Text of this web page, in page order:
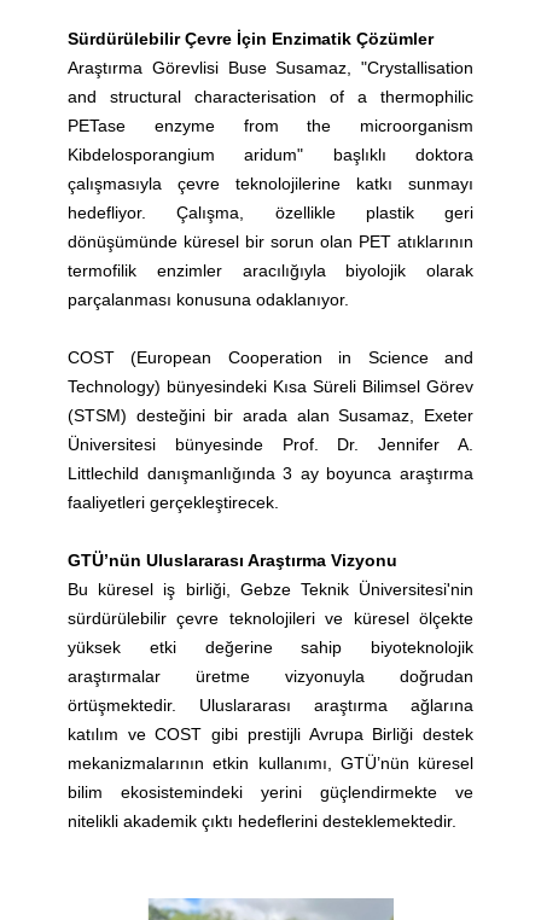
Sürdürülebilir Çevre İçin Enzimatik Çözümler
Araştırma Görevlisi Buse Susamaz, "Crystallisation
and structural characterisation of a thermophilic
PETase enzyme from the microorganism
Kibdelosporangium aridum" başlıklı doktora
çalışmasıyla çevre teknolojilerine katkı sunmayı
hedefliyor. Çalışma, özellikle plastik geri
dönüşümünde küresel bir sorun olan PET atıklarının
termofilik enzimler aracılığıyla biyolojik olarak
parçalanması konusuna odaklanıyor.
COST (European Cooperation in Science and
Technology) bünyesindeki Kısa Süreli Bilimsel Görev
(STSM) desteğini bir arada alan Susamaz, Exeter
Üniversitesi bünyesinde Prof. Dr. Jennifer A.
Littlechild danışmanlığında 3 ay boyunca araştırma
faaliyetleri gerçekleştirecek.
GTÜ’nün Uluslararası Araştırma Vizyonu
Bu küresel iş birliği, Gebze Teknik Üniversitesi'nin
sürdürülebilir çevre teknolojileri ve küresel ölçekte
yüksek etki değerine sahip biyoteknolojik
araştırmalar üretme vizyonuyla doğrudan
örtüşmektedir. Uluslararası araştırma ağlarına
katılım ve COST gibi prestijli Avrupa Birliği destek
mekanizmalarının etkin kullanımı, GTÜ’nün küresel
bilim ekosistemindeki yerini güçlendirmekte ve
nitelikli akademik çıktı hedeflerini desteklemektedir.